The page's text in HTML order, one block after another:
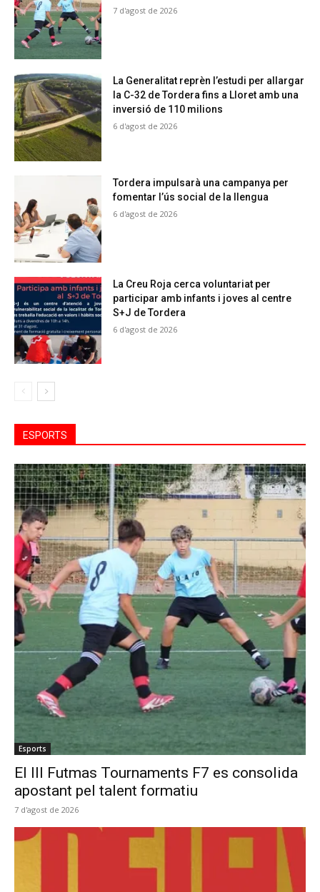
7 d'agost de 2026
La Generalitat reprèn l’estudi per allargar
la C-32 de Tordera fins a Lloret amb una
inversió de 110 milions
6 d'agost de 2026
Tordera impulsarà una campanya per
fomentar l’ús social de la llengua
6 d'agost de 2026
La Creu Roja cerca voluntariat per
participar amb infants i joves al centre
S+J de Tordera
6 d'agost de 2026
ESPORTS
Esports
El III Futmas Tournaments F7 es consolida
apostant pel talent formatiu
7 d'agost de 2026